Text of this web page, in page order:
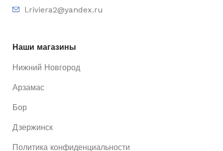
l.riviera2@yandex.ru
Наши магазины
Нижний Новгород
Арзамас
Бор
Дзержинск
Политика конфиденциальности